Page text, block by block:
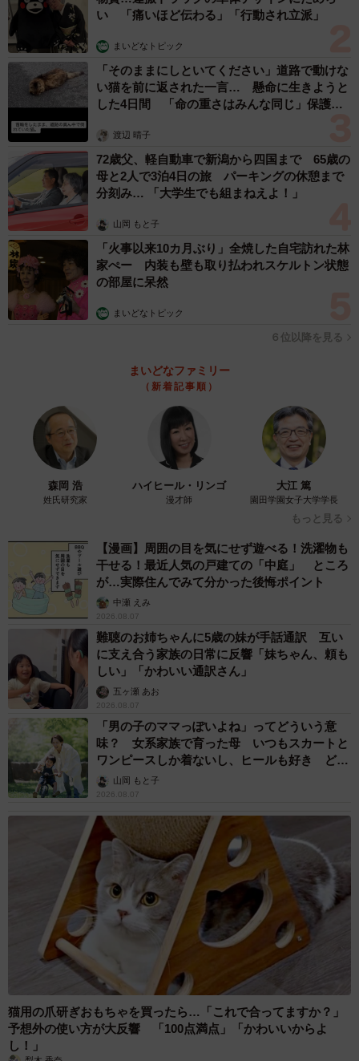
い 「痛いほど伝わる」「行動され立派」
まいどなトピック
「そのままにしといてください」道路で動けな
い猫を前に返された一言… 懸命に生きようと
した4日間 「命の重さはみんな同じ」保護団
渡辺 晴子
72歳父、軽自動車で新潟から四国まで 65歳の
母と2人で3泊4日の旅 パーキングの休憩まで
分刻み… 「大学生でも組まねえよ！」
山岡 もと子
「火事以来10カ月ぶり」全焼した自宅訪れた林
家ぺー 内装も壁も取り払われスケルトン状態
の部屋に呆然
まいどなトピック
６位以降を見る
まいどなファミリー
（新着記事順）
森岡 浩
姓氏研究家
ハイヒール・リンゴ
漫才師
大江 篤
園田学園女子大学学長
もっと見る
【漫画】周囲の目を気にせず遊べる！洗濯物も
干せる！最近人気の戸建ての「中庭」 ところ
が…実際住んでみて分かった後悔ポイント
中瀬 えみ
2026.08.07
難聴のお姉ちゃんに5歳の妹が手話通訳 互い
に支え合う家族の日常に反響「妹ちゃん、頼も
しい」「かわいい通訳さん」
五ヶ瀬 あお
2026.08.07
「男の子のママっぽいよね」ってどういう意
味？ 女系家族で育った母 いつもスカートと
ワンピースしか着ないし、ヒールも好き どの
へんが…
山岡 もと子
2026.08.07
猫用の爪研ぎおもちゃを買ったら…「これで合ってますか？」
予想外の使い方が大反響 「100点満点」「かわいいからよ
し！」